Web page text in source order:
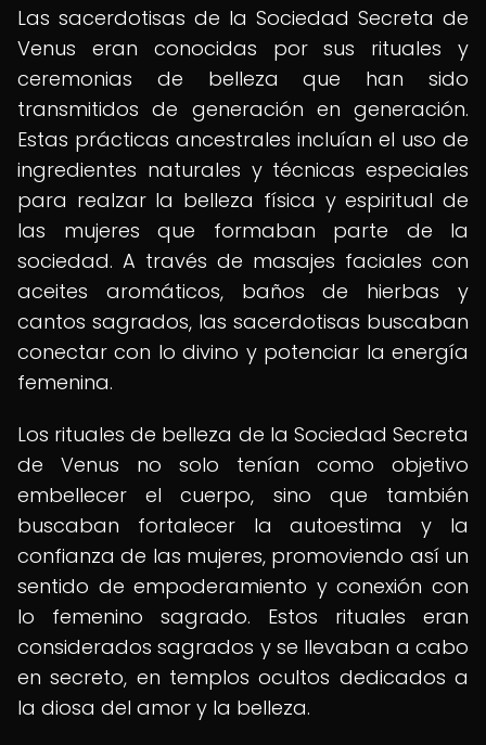
Las sacerdotisas de la Sociedad Secreta de
Venus eran conocidas por sus rituales y
ceremonias de belleza que han sido
transmitidos de generación en generación.
Estas prácticas ancestrales incluían el uso de
ingredientes naturales y técnicas especiales
para realzar la belleza física y espiritual de
las mujeres que formaban parte de la
sociedad. A través de masajes faciales con
aceites aromáticos, baños de hierbas y
cantos sagrados, las sacerdotisas buscaban
conectar con lo divino y potenciar la energía
femenina.
Los rituales de belleza de la Sociedad Secreta
de Venus no solo tenían como objetivo
embellecer el cuerpo, sino que también
buscaban fortalecer la autoestima y la
confianza de las mujeres, promoviendo así un
sentido de empoderamiento y conexión con
lo femenino sagrado. Estos rituales eran
considerados sagrados y se llevaban a cabo
en secreto, en templos ocultos dedicados a
la diosa del amor y la belleza.